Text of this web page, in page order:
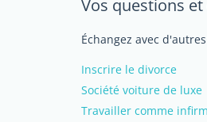
Vos questions
Échangez avec
Inscrire le divorce
Société voiture de luxe
Travailler comme